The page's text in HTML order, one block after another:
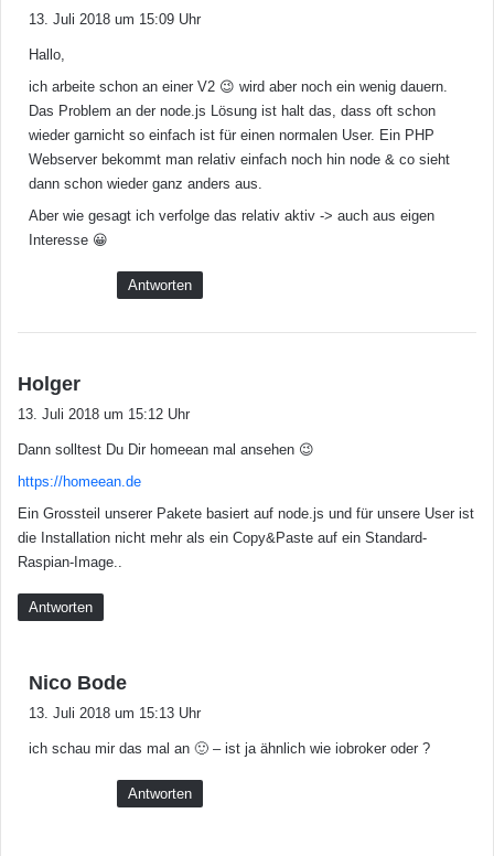
:
13. Juli 2018 um 15:09 Uhr
Hallo,
ich arbeite schon an einer V2 😉 wird aber noch ein wenig dauern.
Das Problem an der node.js Lösung ist halt das, dass oft schon
wieder garnicht so einfach ist für einen normalen User. Ein PHP
Webserver bekommt man relativ einfach noch hin node & co sieht
dann schon wieder ganz anders aus.
Aber wie gesagt ich verfolge das relativ aktiv -> auch aus eigen
Interesse 😀
Antworten
Holger
t
:
13. Juli 2018 um 15:12 Uhr
Dann solltest Du Dir homeean mal ansehen 😉
https://homeean.de
Ein Grossteil unserer Pakete basiert auf node.js und für unsere User ist
die Installation nicht mehr als ein Copy&Paste auf ein Standard-
Raspian-Image..
Antworten
Nico Bode
t
:
13. Juli 2018 um 15:13 Uhr
ich schau mir das mal an 🙂 – ist ja ähnlich wie iobroker oder ?
Antworten